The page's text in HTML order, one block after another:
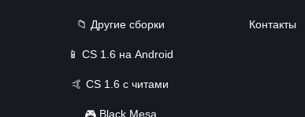
📁 Другие сборки
📱 CS 1.6 на Android
🤙CS 1.6 с читами
🎮 Black Mesa
Контакты